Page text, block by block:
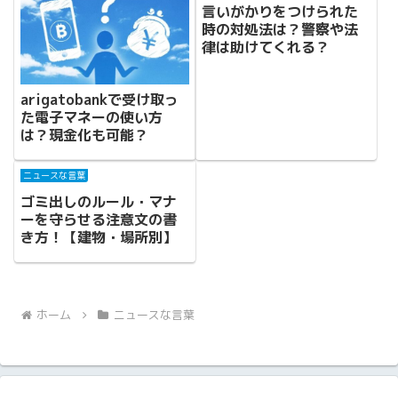
arigatobankで受け取っ
た電子マネーの使い方
は？現金化も可能？
言いがかりをつけられた
時の対処法は？警察や法
律は助けてくれる？
ニュースな言葉
ゴミ出しのルール・マナ
ーを守らせる注意文の書
き方！【建物・場所別】
ホーム ニュースな言葉